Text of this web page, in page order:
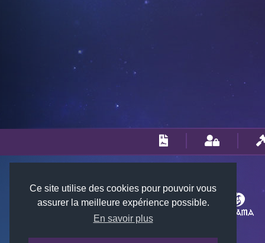
Ce site utilise des cookies pour pouvoir vous
assurer la meilleure expérience possible.
En savoir plus